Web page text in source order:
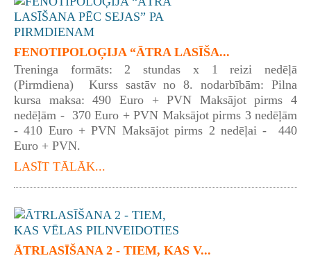
FENOTIPOLOĢIJA “ĀTRA LASĪŠA...
Treninga formāts: 2 stundas x 1 reizi nedēļā
(Pirmdiena) Kurss sastāv no 8. nodarbībām: Pilna
kursa maksa: 490 Euro + PVN Maksājot pirms 4
nedēļām - 370 Euro + PVN Maksājot pirms 3 nedēļām
- 410 Euro + PVN Maksājot pirms 2 nedēļai - 440
Euro + PVN.
LASĪT TĀLĀK...
ĀTRLASĪŠANA 2 - TIEM, KAS V...